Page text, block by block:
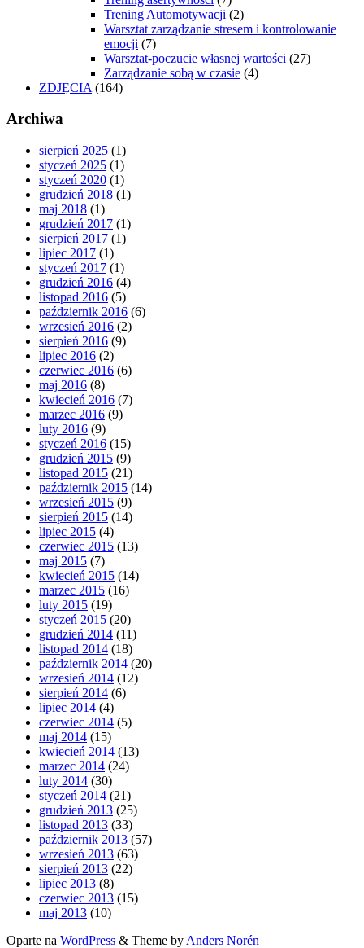
Trening Automotywacji (2)
Warsztat zarządzanie stresem i kontrolowanie
emocji (7)
Warsztat-poczucie własnej wartości (27)
Zarządzanie sobą w czasie (4)
ZDJĘCIA (164)
Archiwa
sierpień 2025 (1)
styczeń 2025 (1)
styczeń 2020 (1)
grudzień 2018 (1)
maj 2018 (1)
grudzień 2017 (1)
sierpień 2017 (1)
lipiec 2017 (1)
styczeń 2017 (1)
grudzień 2016 (4)
listopad 2016 (5)
październik 2016 (6)
wrzesień 2016 (2)
sierpień 2016 (9)
lipiec 2016 (2)
czerwiec 2016 (6)
maj 2016 (8)
kwiecień 2016 (7)
marzec 2016 (9)
luty 2016 (9)
styczeń 2016 (15)
grudzień 2015 (9)
listopad 2015 (21)
październik 2015 (14)
wrzesień 2015 (9)
sierpień 2015 (14)
lipiec 2015 (4)
czerwiec 2015 (13)
maj 2015 (7)
kwiecień 2015 (14)
marzec 2015 (16)
luty 2015 (19)
styczeń 2015 (20)
grudzień 2014 (11)
listopad 2014 (18)
październik 2014 (20)
wrzesień 2014 (12)
sierpień 2014 (6)
lipiec 2014 (4)
czerwiec 2014 (5)
maj 2014 (15)
kwiecień 2014 (13)
marzec 2014 (24)
luty 2014 (30)
styczeń 2014 (21)
grudzień 2013 (25)
listopad 2013 (33)
październik 2013 (57)
wrzesień 2013 (63)
sierpień 2013 (22)
lipiec 2013 (8)
czerwiec 2013 (15)
maj 2013 (10)
Oparte na WordPress & Theme by Anders Norén